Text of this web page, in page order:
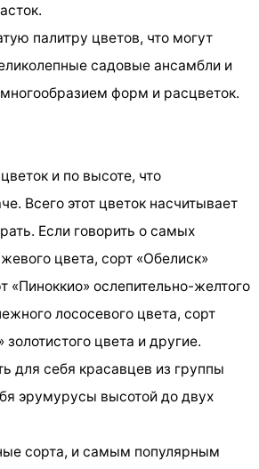
палитру цветов, что могут
садовые ансамбли и
форм и расцветок.
и по высоте, что
Всего этот цветок насчитывает
Если говорить о самых
цвета, сорт «Обелиск»
ослепительно-желтого
лососевого цвета, сорт
цвета и другие.
для себя красавцев из группы
эрумурусы высотой до двух
сорта, и самым популярным